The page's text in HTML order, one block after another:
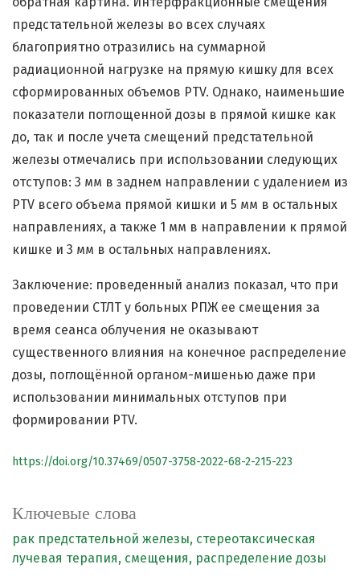
Ключевые слова
рак предстательной железы, стереотаксическая
лучевая терапия, смещения, распределение дозы
предстательной железы во всех случаях
благоприятно отразились на суммарной
радиационной нагрузке на прямую кишку для всех
сформированных объемов PTV. Однако, наименьшие
показатели поглощенной дозы в прямой кишке как
до, так и после учета смещений предстательной
железы отмечались при использовании следующих
отступов: 3 мм в заднем направлении с удалением из
PTV всего объема прямой кишки и 5 мм в остальных
направлениях, а также 1 мм в направлении к прямой
кишке и 3 мм в остальных направлениях.
Заключение: проведенный анализ показал, что при
проведении СТЛТ у больных РПЖ ее смещения за
время сеанса облучения не оказывают
существенного влияния на конечное распределение
дозы, поглощённой органом-мишенью даже при
использовании минимальных отступов при
формировании PTV.
https://doi.org/10.37469/0507-3758-2022-68-2-215-223